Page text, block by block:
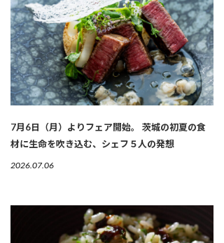
7月6日（月）よりフェア開始。 茨城の初夏の食
材に生命を吹き込む、シェフ５人の発想
2026.07.06